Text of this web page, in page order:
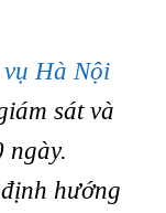
Hà Nội
sát và
ngày.
hướng